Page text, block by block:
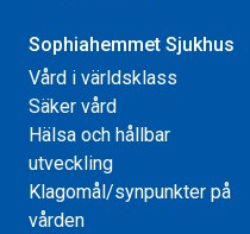
Sophiahemmet Sjukhus
Vård i världsklass
Säker vård
Hälsa och hållbar
utveckling
Klagomål/synpunkter på
vården